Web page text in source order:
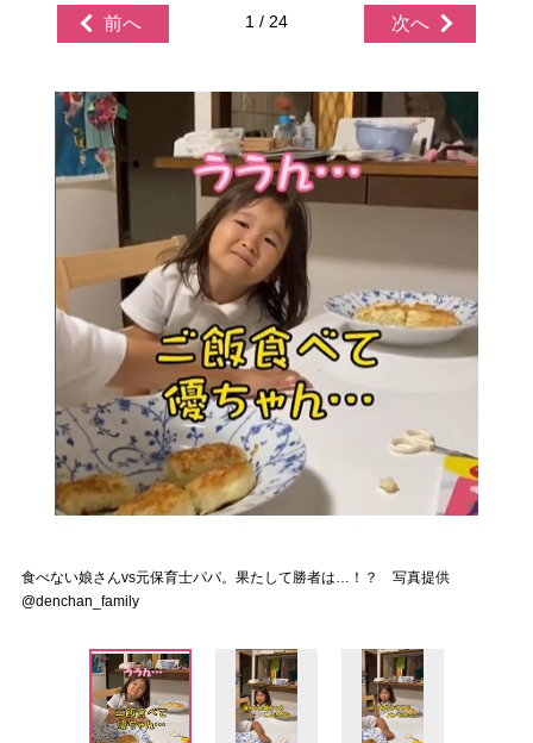
前へ 1 / 24 次へ
食べない娘さんvs元保育士パパ。果たして勝者は…！？ 写真提供
@denchan_family